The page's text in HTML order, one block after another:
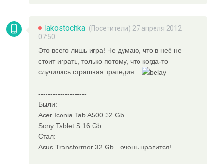
lakostochka (Посетители) 27 апреля 2012
07:50
Это всего лишь игра! Не думаю, что в неё не
стоит играть, только потому, что когда-то
случилась страшная трагедия...
--------------------
Были:
Acer Iconia Tab A500 32 Gb
Sony Tablet S 16 Gb.
Стал:
Asus Transformer 32 Gb - очень нравится!